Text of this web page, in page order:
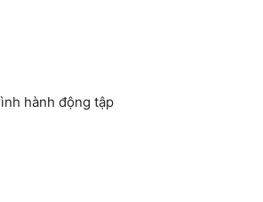
hành động tập